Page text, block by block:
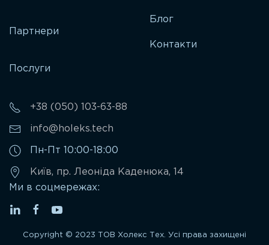
Партнери
Послуги
Блог
Контакти
+38 (050) 103-63-88
info@holeks.tech
Пн-Пт 10:00-18:00
Київ, пр. Леоніда Каденюка, 14
Ми в соцмережах:
Copyright © 2023 ТОВ Холекс Тех. Усі права захищені